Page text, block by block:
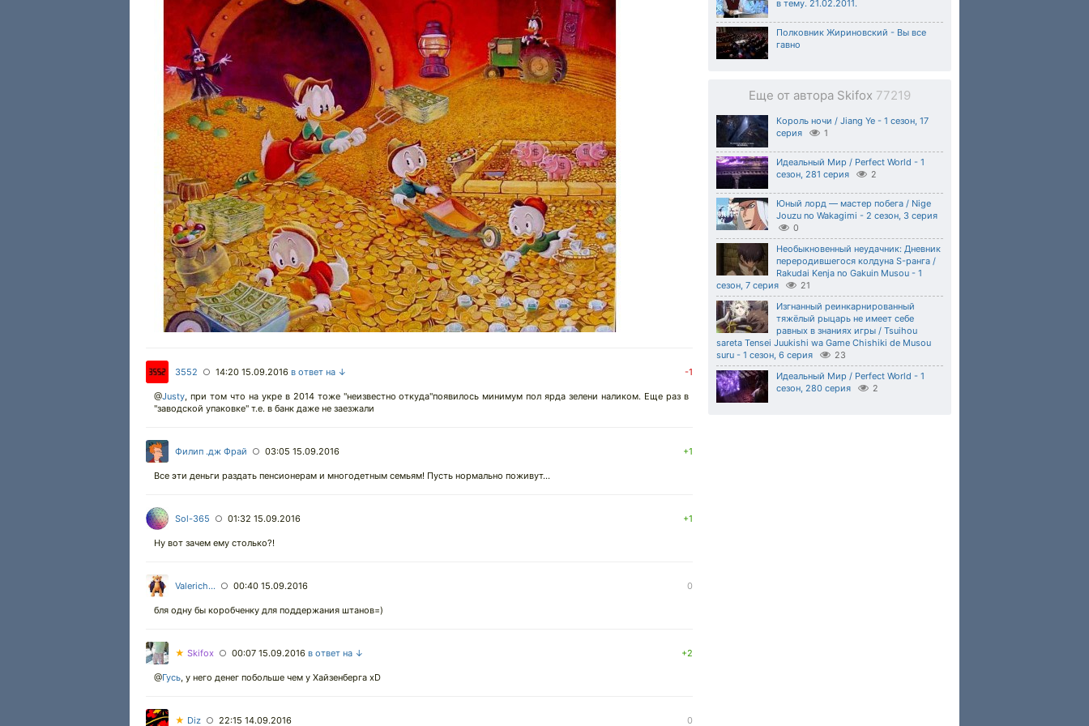
в тему. 21.02.2011.
Полковник Жириновский - Вы все
гавно
Еще от автора Skifox 77219
Король ночи / Jiang Ye - 1 сезон, 17
серия
1
Идеальный Мир / Perfect World - 1
сезон, 281 серия
2
Юный лорд — мастер побега / Nige
Jouzu no Wakagimi - 2 сезон, 3 серия
0
Необыкновенный неудачник: Дневник
переродившегося колдуна S-ранга /
Rakudai Kenja no Gakuin Musou - 1
сезон, 7 серия
21
Изгнанный реинкарнированный
тяжёлый рыцарь не имеет себе
равных в знаниях игры / Tsuihou
sareta Tensei Juukishi wa Game Chishiki de Musou
suru - 1 сезон, 6 серия
23
Идеальный Мир / Perfect World - 1
сезон, 280 серия
2
3552 ○ 14:20 15.09.2016 в ответ на ↓ -1
@Justy, при том что на укре в 2014 тоже "неизвестно откуда"появилось минимум пол ярда зелени наликом. Еще раз в
"заводской упаковке" т.е. в банк даже не заезжали
Филип .дж Фрай ○ 03:05 15.09.2016 +1
Все эти деньги раздать пенсионерам и многодетным семьям! Пусть нормально поживут...
Sol-365 ○ 01:32 15.09.2016 +1
Ну вот зачем ему столько?!
Valerich... ○ 00:40 15.09.2016 0
бля одну бы коробченку для поддержания штанов=)
★ Skifox ○ 00:07 15.09.2016 в ответ на ↓ +2
@Гусь, у него денег побольше чем у Хайзенберга xD
★ Diz ○ 22:15 14.09.2016 0